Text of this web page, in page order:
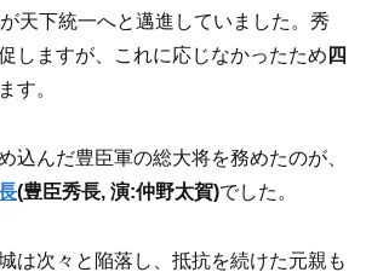
が天下統一へと邁進していました。秀
しますが、これに応じなかったため 四
す。
込んだ豊臣軍の総大将を務めたのが、
(豊臣秀長, 演:仲野太賀)でした。
は次々と陥落し、抵抗を続けた元親も